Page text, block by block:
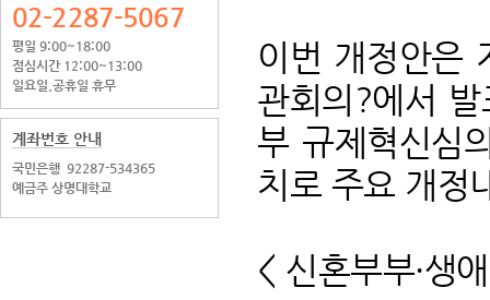
02-2287-5067
평일 9:00~18:00
점심시간 12:00~13:00
일요일.공휴일 휴무
계좌번호 안내
국민은행 92287-534365
예금주 상명대학교
이번 개정안은
관회의?에서
부 규제혁신심
치로 주요 개정
< 신혼부부·생